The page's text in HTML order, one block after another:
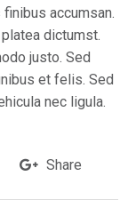
accumsan.
dictumst.
justo. Sed
et felis. Sed
nec ligula.
Share